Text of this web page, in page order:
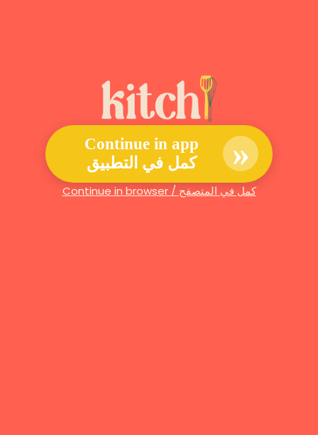
Continue in app
كمل في التطبيق
»
Continue in browser / كمل في المتصفح